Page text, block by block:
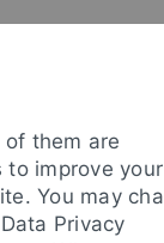
them are
to improve your
You may
Privacy